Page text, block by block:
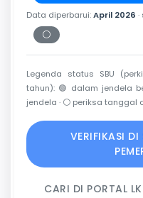
Data diperbarui:April 2026
⚪
Periksa tanggal cetak
Legenda status SBU
tahun): 🟢 dalam jendela
jendela · ⚪ periksa tanggal
VERIFIKASI
CARI DI PORTAL